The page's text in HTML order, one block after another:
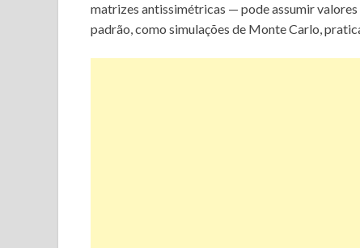
matrizes antissimétricas — pode assumir
padrão, como simulações de Monte Carlo,